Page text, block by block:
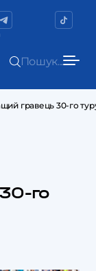
Пошук...
гравець 30-го
го